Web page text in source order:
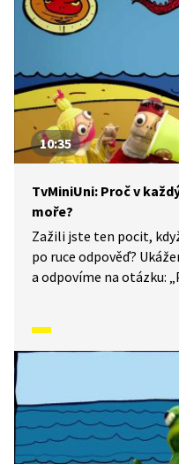
10:35
TvMiniUni: Proč v
moře?
Zažili jste ten pocit,
po ruce odpověď?
a odpovíme na otázku: